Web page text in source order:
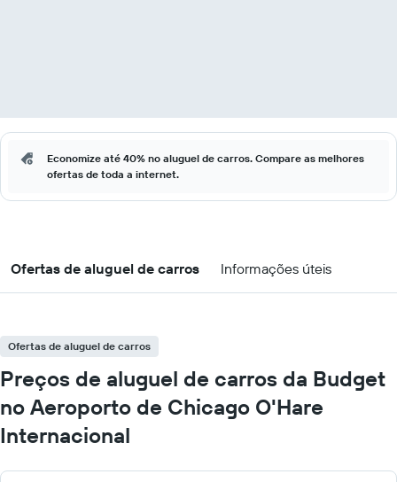
Economize até 40% no aluguel de carros. Compare as melhores
ofertas de toda a internet.
Ofertas de aluguel de carros Informações úteis
Ofertas de aluguel de carros
Preços de aluguel de carros da Budget
no Aeroporto de Chicago O'Hare
Internacional